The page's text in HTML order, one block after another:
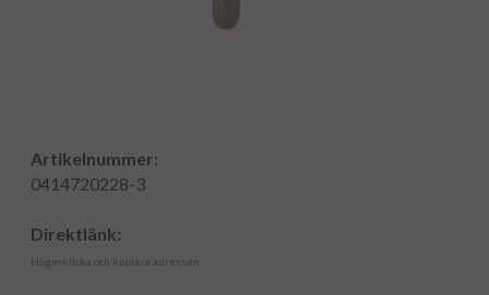
Artikelnummer:
0414720228-3
Direktlänk:
Högerklicka och kopiera adressen